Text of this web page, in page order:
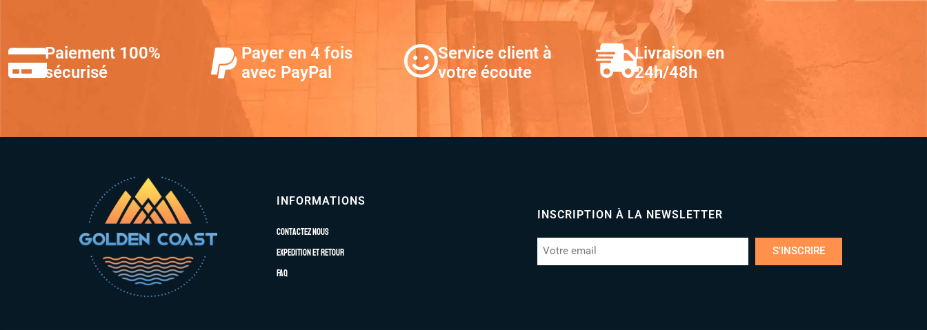
Paiement 100%
sécurisé
Payer en 4 fois
avec PayPal
Service client à
votre écoute
Livraison en
24h/48h
INFORMATIONS
Contactez nous
Expedition et retour
FAQ
INSCRIPTION À LA NEWSLETTER
S'INSCRIRE